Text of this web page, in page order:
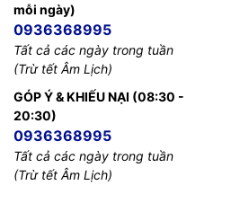
mỗi ngày)
0936368995
Tất cả các ngày trong tuần
(Trừ tết Âm Lịch)
GÓP Ý & KHIẾU NẠI (08:30 -
20:30)
0936368995
Tất cả các ngày trong tuần
(Trừ tết Âm Lịch)